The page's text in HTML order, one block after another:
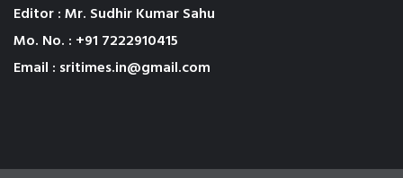
Editor : Mr. Sudhir Kumar Sahu
Mo. No. : +91 7222910415
Email : sritimes.in@gmail.com